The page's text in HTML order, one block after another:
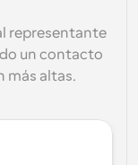
varias personas
representante
un contacto
más altas.